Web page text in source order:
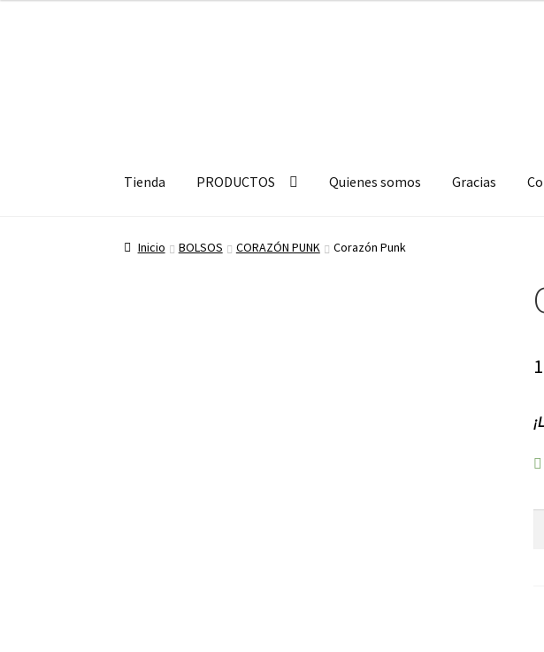
a
a
Tienda PRODUCTOS Quienes somos Gracias
Inicio BOLSOS CORAZÓN PUNK Corazón Punk